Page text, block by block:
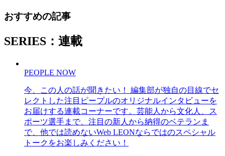
おすすめの記事
SERIES：連載
PEOPLE NOW
今、この人の話が聞きたい！ 編集部が独自の目線でセ
レクトした注目ピープルのオリジナルインタビューを
お届けする連載コーナーです。芸能人から文化人、ス
ポーツ選手まで、注目の新人から納得のベテランま
で、他では読めないWeb LEONならではのスペシャル
トークをお楽しみください！